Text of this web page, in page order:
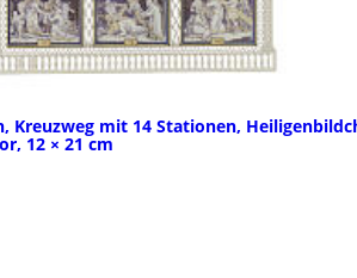
Kreuzweg mit 14 Stationen,
12 × 21 cm